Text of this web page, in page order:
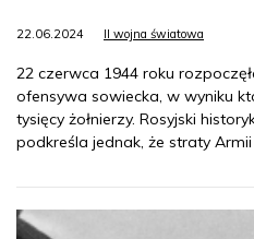
22.06.2024 II wojna światowa
22 czerwca 1944 roku
ofensywa sowiecka, w wyniku
tysięcy żołnierzy. Rosyjski
podkreśla jednak, że straty